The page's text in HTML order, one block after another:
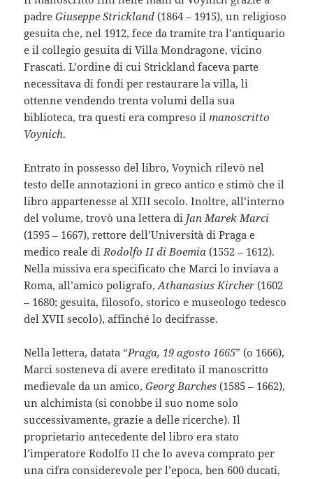
padreGiuseppe Strickland (1864 – 1915), un religioso
gesuita che, nel 1912, fece da tramite tra l’antiquario
e il collegio gesuita di Villa Mondragone, vicino
Frascati. L’ordine di cui Strickland faceva parte
necessitava di fondi per restaurare la villa, li
ottenne vendendo trenta volumi della sua
biblioteca, tra questi era compreso ilmanoscritto
Voynich.
Entrato in possesso del libro, Voynich rilevò nel
testo delle annotazioni in greco antico e stimò che il
libro appartenesse al XIII secolo. Inoltre, all’interno
del volume, trovò una lettera di Jan Marek Marci
(1595 – 1667), rettore dell’Università di Praga e
medico reale diRodolfo II di Boemia (1552 – 1612).
Nella missiva era specificato che Marci lo inviava a
Roma, all’amico poligrafo,Athanasius Kircher (1602
– 1680; gesuita, filosofo, storico e museologo tedesco
del XVII secolo), affinché lo decifrasse.
Nella lettera, datata “Praga, 19 agosto 1665” (o 1666),
Marci sosteneva di avere ereditato il manoscritto
medievale da un amico,Georg Barches (1585 – 1662),
un alchimista (si conobbe il suo nome solo
successivamente, grazie a delle ricerche). Il
proprietario antecedente del libro era stato
l’imperatore Rodolfo II che lo aveva comprato per
una cifra considerevole per l’epoca, ben 600 ducati,